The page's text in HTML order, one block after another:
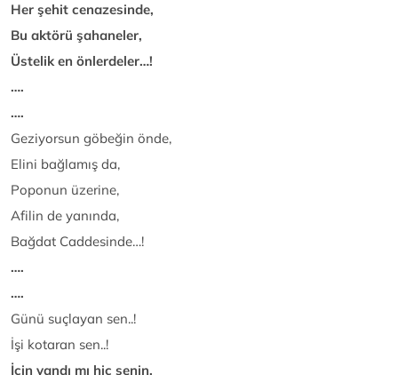
Her şehit cenazesinde,
Bu aktörü şahaneler,
Üstelik en önlerdeler…!
….
….
Geziyorsun göbeğin önde,
Elini bağlamış da,
Poponun üzerine,
Afilin de yanında,
Bağdat Caddesinde…!
….
….
Günü suçlayan sen..!
İşi kotaran sen..!
İçin yandı mı hiç senin,